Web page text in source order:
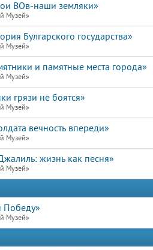
ВОв-наши земляки»
Музей»
Булгарского государства»
Музей»
и памятные места города»
Музей»
грязи не боятся»
Музей»
вечность впереди»
Музей»
жизнь как песня»
Музей»
Победу»
Музей»